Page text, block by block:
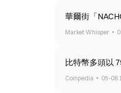
華爾街「
Market Whisper
比特幣多頭以
Coinpedia 05-08